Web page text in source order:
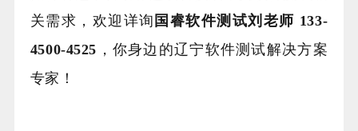
关需求，欢迎详询 国睿软件测试刘老师 133-
4500-4525 ，你身边的辽宁软件测试解决方案
专家！